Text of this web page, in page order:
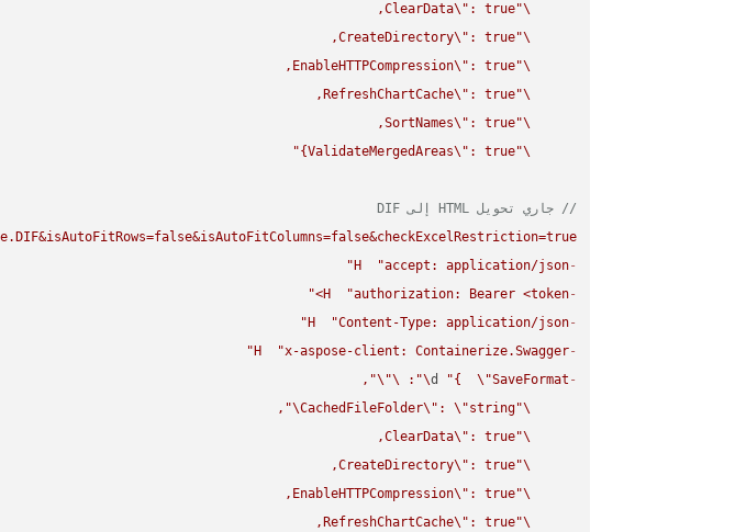
\"
ClearData\"
\"
CreateDirectory\"
\"
EnableHTTPCompression\"
\"
RefreshChartCache\"
\"
SortNames\"
\"
ValidateMergedAreas\" : true}"
// جاري تحويل HTML إلى DIF
-
H
"accept: application/json"
-
H
"authorization: Bearer <token>"
-
H
"Content-Type: application/json"
-
H
"x-aspose-client: Containerize.Swagger"
-
d "{ \"SaveFormat
\"
:
\"
\"
\"
CachedFileFolder\" : \"string
\"
\"
ClearData\"
\"
CreateDirectory\"
\"
EnableHTTPCompression\"
\"
RefreshChartCache\"